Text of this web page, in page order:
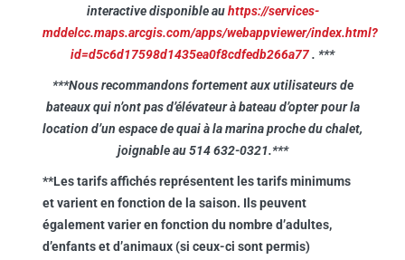
interactive disponible auhttps://services-
mddelcc.maps.arcgis.com/apps/webappviewer/index.html?
id=d5c6d17598d1435ea0f8cdfedb266a77. ***
***Nous recommandons fortement aux utilisateurs de
bateaux qui n’ont pas d’élévateur à bateau d’opter pour la
location d’un espace de quai à la marina proche du chalet,
joignable au 514 632-0321.***
**Les tarifs affichés représentent les tarifs minimums
et varient en fonction de la saison. Ils peuvent
également varier en fonction du nombre d’adultes,
d’enfants et d’animaux (si ceux-ci sont permis)